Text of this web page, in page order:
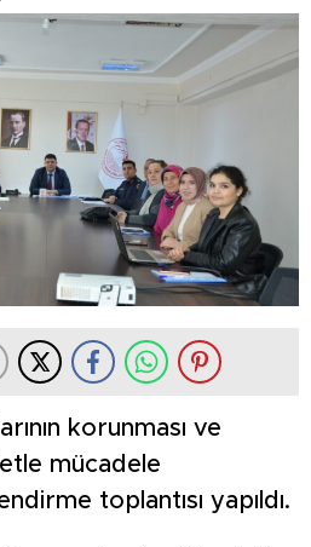
korunması ve
mücadele
toplantısı yapıldı.